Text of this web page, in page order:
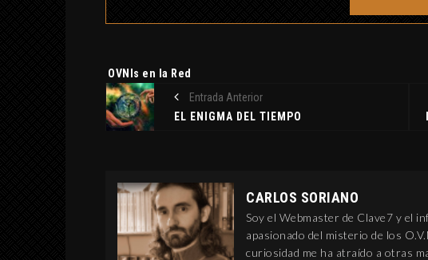
Etiquetas:
OVNIs en la Red
Entrada Anterior
EL ENIGMA DEL TIEMPO
CARLOS SORIANO
Soy el Webmaster de Clave7 y el
apasionado del misterio de los
curiosidad me ha atraído a otras